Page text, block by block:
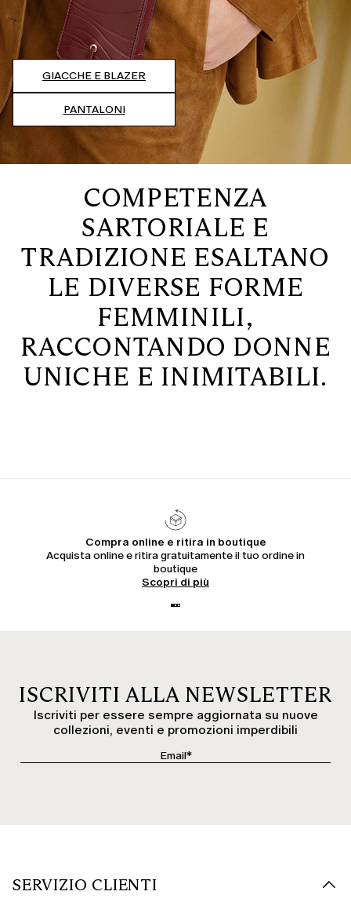
GIACCHE E BLAZER
PANTALONI
COMPETENZA
SARTORIALE E
TRADIZIONE ESALTANO
LE DIVERSE FORME
FEMMINILI,
RACCONTANDO DONNE
UNICHE E INIMITABILI.
Compra online e ritira in boutique
Acquista online e ritira gratuitamente il tuo ordine in
boutique
Scopri di più
ISCRIVITI ALLA NEWSLETTER
Iscriviti per essere sempre aggiornata su nuove
collezioni, eventi e promozioni imperdibili
SERVIZIO CLIENTI